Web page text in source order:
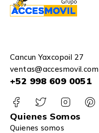
Cancun Yaxcopoil 27
ventas@accesmovil.com
+52 998 609 0051
Quienes Somos
Quienes somos